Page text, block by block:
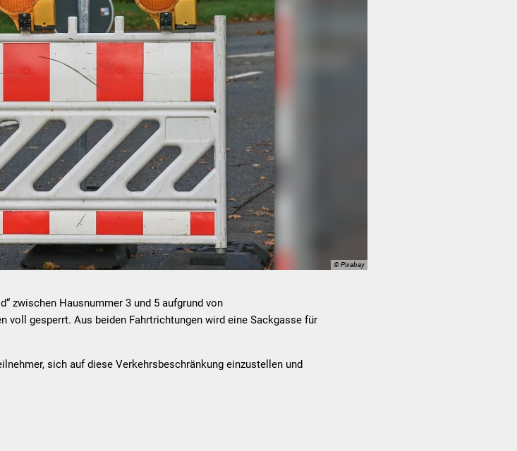
© Pixabay
zwischen Hausnummer 3 und 5 aufgrund von
voll gesperrt. Aus beiden Fahrtrichtungen wird eine Sackgasse für
sich auf diese Verkehrsbeschränkung einzustellen und